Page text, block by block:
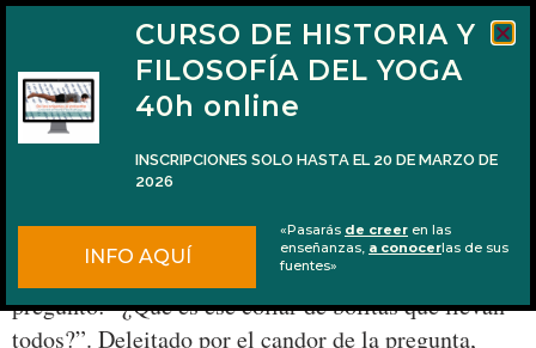
¿Cómo usar una mālā o rosario hindú?
El otro día estaba en un retiro y una persona me
preguntó: “¿Qué es ese collar de bolitas que llevan
todos?”. Deleitado por el candor de la pregunta,
CURSO DE HISTORIA Y
FILOSOFÍA DEL YOGA
40h online
INSCRIPCIONES SOLO HASTA EL 20 DE MARZO DE
2026
INFO AQUÍ
«Pasarás de creer en las
enseñanzas, a conocerlas de sus
fuentes»